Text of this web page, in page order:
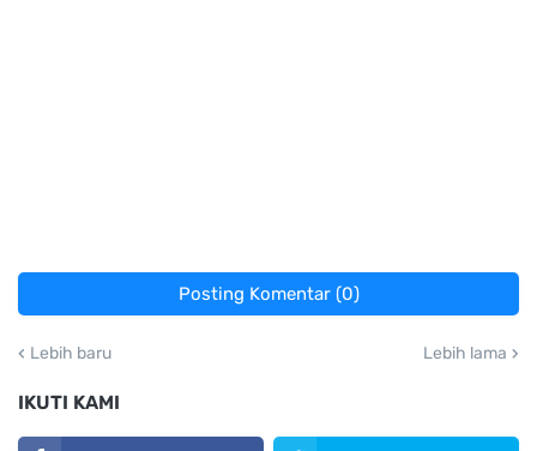
Posting Komentar (0)
Lebih baru Lebih lama
IKUTI KAMI